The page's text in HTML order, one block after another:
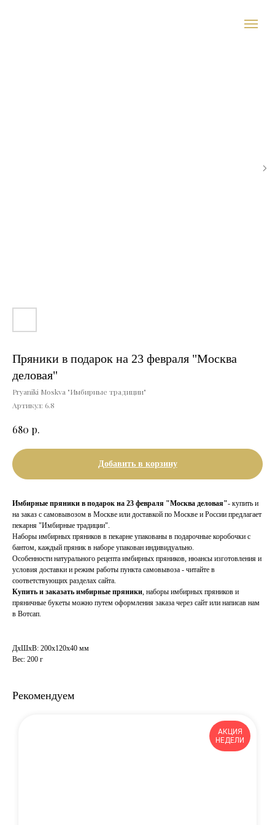
Пряники в подарок на 23 февраля "Москва
деловая"
Pryaniki Moskva "Имбирные традиции"
Артикул: 6.8
680 р.
Добавить в корзину
Имбирные пряники в подарок на 23 февраля "Москва деловая"- купить и
на заказ с самовывозом в Москве или доставкой по Москве и России предлагает
пекарня "Имбирные традиции".
Наборы имбирных пряников в пекарне упакованы в подарочные коробочки с
бантом, каждый пряник в наборе упакован индивидуально.
Особенности натурального рецепта имбирных пряников, нюансы изготовления и
условия доставки и режим работы пункта самовывоза - читайте в
соответствующих разделах сайта.
Купить и заказать имбирные пряники, наборы имбирных пряников и
пряничные букеты можно путем оформления заказа через сайт или написав нам
в Вотсап.
ДxШxВ: 200x120x40 мм
Вес: 200 г
Рекомендуем
АКЦИЯ
НЕДЕЛИ